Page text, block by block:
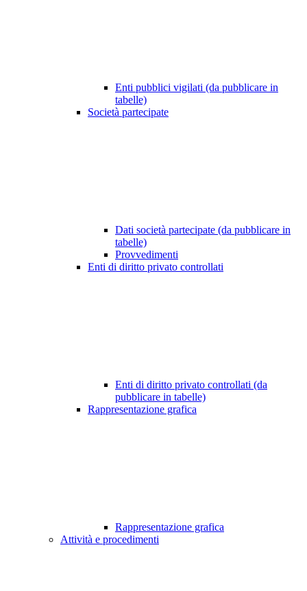
Enti pubblici vigilati (da pubblicare in
tabelle)
Società partecipate
Dati società partecipate (da pubblicare in
tabelle)
Provvedimenti
Enti di diritto privato controllati
Enti di diritto privato controllati (da
pubblicare in tabelle)
Rappresentazione grafica
Rappresentazione grafica
Attività e procedimenti